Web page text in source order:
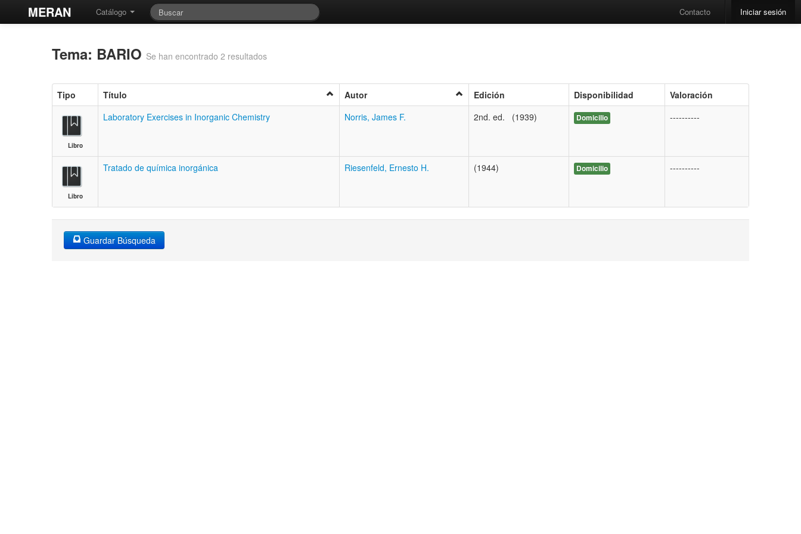
MERAN Catálogo Contacto Iniciar sesión
Tema: BARIO Se han encontrado 2 resultados
Tipo Título Autor Edición Disponibilidad Valoración
Libro
Laboratory Exercises in Inorganic Chemistry Norris, James F. 2nd. ed. (1939) Domicilio ----------
Libro
Tratado de química inorgánica Riesenfeld, Ernesto H. (1944) Domicilio ----------
Guardar Búsqueda